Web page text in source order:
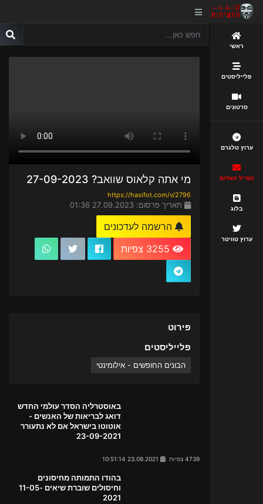
ראשי
פלייליסטים
סרטונים
ערוץ טלגרם
המייל האדום
בלוג
ערוץ טוויטר
מי אתה קלאוס שוואב? 27-09-2023
https://hasifot.com/v/2796
תאריך פרסום: 27.09.2023 01:36
הרשמה לעדכונים
פירוט
פלייליסטים
הבונים החופשים - אילומינטי
באוסטרליה הסדר עולמי החדש
דואג לבריאות של האנשים -
אוטוטו בישראל אם לא נתעורר
23-09-2021
4739 צפיות
בהודו התמותה מחיסונים
וחיסולים שוברת שיאים 11-05-
2021